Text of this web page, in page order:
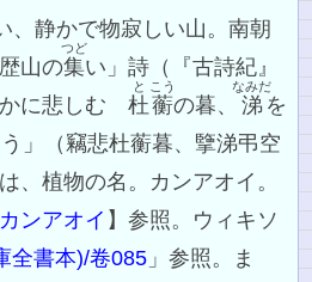
、静かで物寂しい山。南朝
山の集
つど
い」詩（『古詩紀』
かに悲しむ杜
と
蘅
こう
の暮、 涕
なみだ
を
」（竊悲杜蘅暮、擥涕弔空
、植物の名。カンアオイ。
カンアオイ 】参照。ウィキソ
全書本)/卷085 」参照。ま